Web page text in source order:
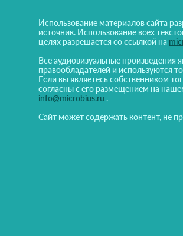
Использование материалов сайта
источник. Использование всех
целях разрешается со ссылкой на
Все аудиовизуальные произведения
правообладателей и используются
Если вы являетесь собственником
согласны с его размещением на
info@microbius.ru .
Сайт может содержать контент, не